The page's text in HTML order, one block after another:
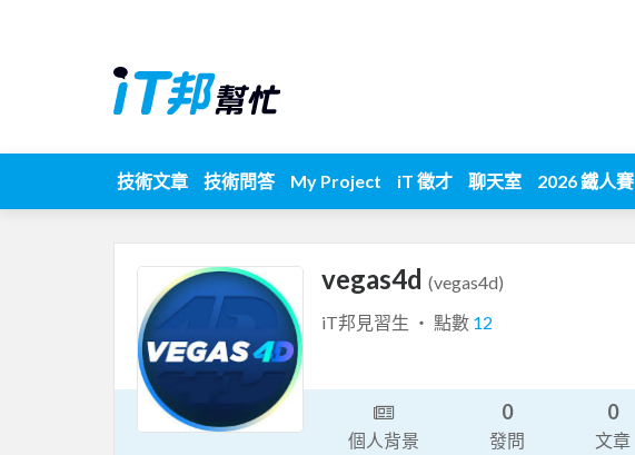
技術文章 技術問答 My Project iT 徵才 聊天室 2026 鐵人賽
vegas4d (vegas4d)
iT邦見習生 ‧ 點數 12
個人背景
0
發問
0
文章